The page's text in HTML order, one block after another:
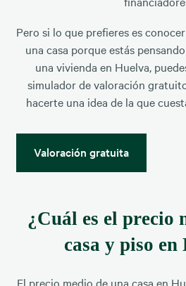
Pero si lo que prefieres es
una casa porque estás
una vivienda en Huelva,
simulador de valoración
hacerte una idea de la que
Valoración gratuita
¿Cuál es el precio
casa y piso en
El precio medio de una casa en